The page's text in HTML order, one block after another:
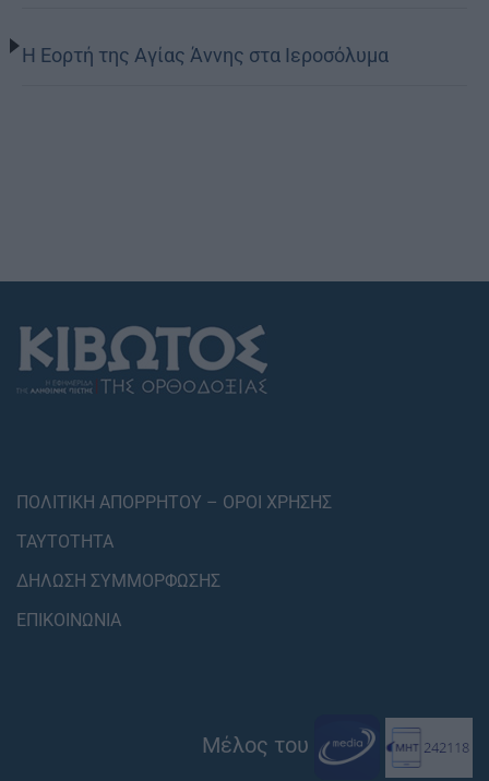
Η Εορτή της Αγίας Άννης στα Ιεροσόλυμα
ΠΟΛΙΤΙΚΗ ΑΠΟΡΡΗΤΟΥ – ΟΡΟΙ ΧΡΗΣΗΣ
ΤΑΥΤΟΤΗΤΑ
ΔΗΛΩΣΗ ΣΥΜΜΟΡΦΩΣΗΣ
ΕΠΙΚΟΙΝΩΝΙΑ
Μέλος του